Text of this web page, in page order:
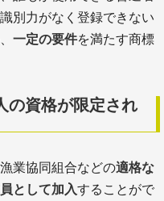
別力がなく登録できない
一定の要件を満たす商標
の資格が限定され
業協同組合などの適格な
として加入することがで